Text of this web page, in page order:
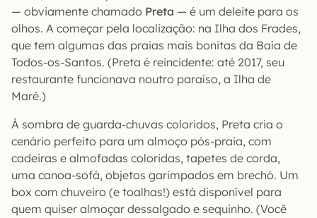
— obviamente chamado Preta — é um deleite para os
olhos. A começar pela localização: na Ilha dos Frades,
que tem algumas das praias mais bonitas da Baía de
Todos-os-Santos. (Preta é reincidente: até 2017, seu
restaurante funcionava noutro paraíso, a Ilha de
Maré.)
À sombra de guarda-chuvas coloridos, Preta cria o
cenário perfeito para um almoço pós-praia, com
cadeiras e almofadas coloridas, tapetes de corda,
uma canoa-sofá, objetos garimpados em brechó. Um
box com chuveiro (e toalhas!) está disponível para
quem quiser almoçar dessalgado e sequinho. (Você